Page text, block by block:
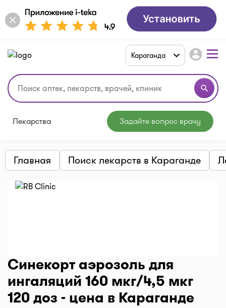
search
Караганда account_circle
Лекарства Задайте вопрос врачу
Главная Поиск лекарств в Караганде
Синекорт аэрозоль для
ингаляций 160 мкг/4,5 мкг
120 доз - цена в Караганде